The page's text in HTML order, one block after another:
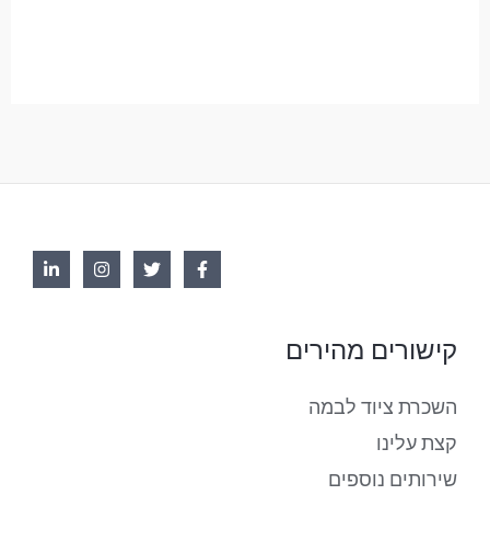
קישורים מהירים
השכרת ציוד לבמה
קצת עלינו
שירותים נוספים